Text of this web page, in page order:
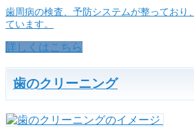
歯周病の検査、予防システムが整っており
ています。
詳しくはこちら
歯のクリーニング